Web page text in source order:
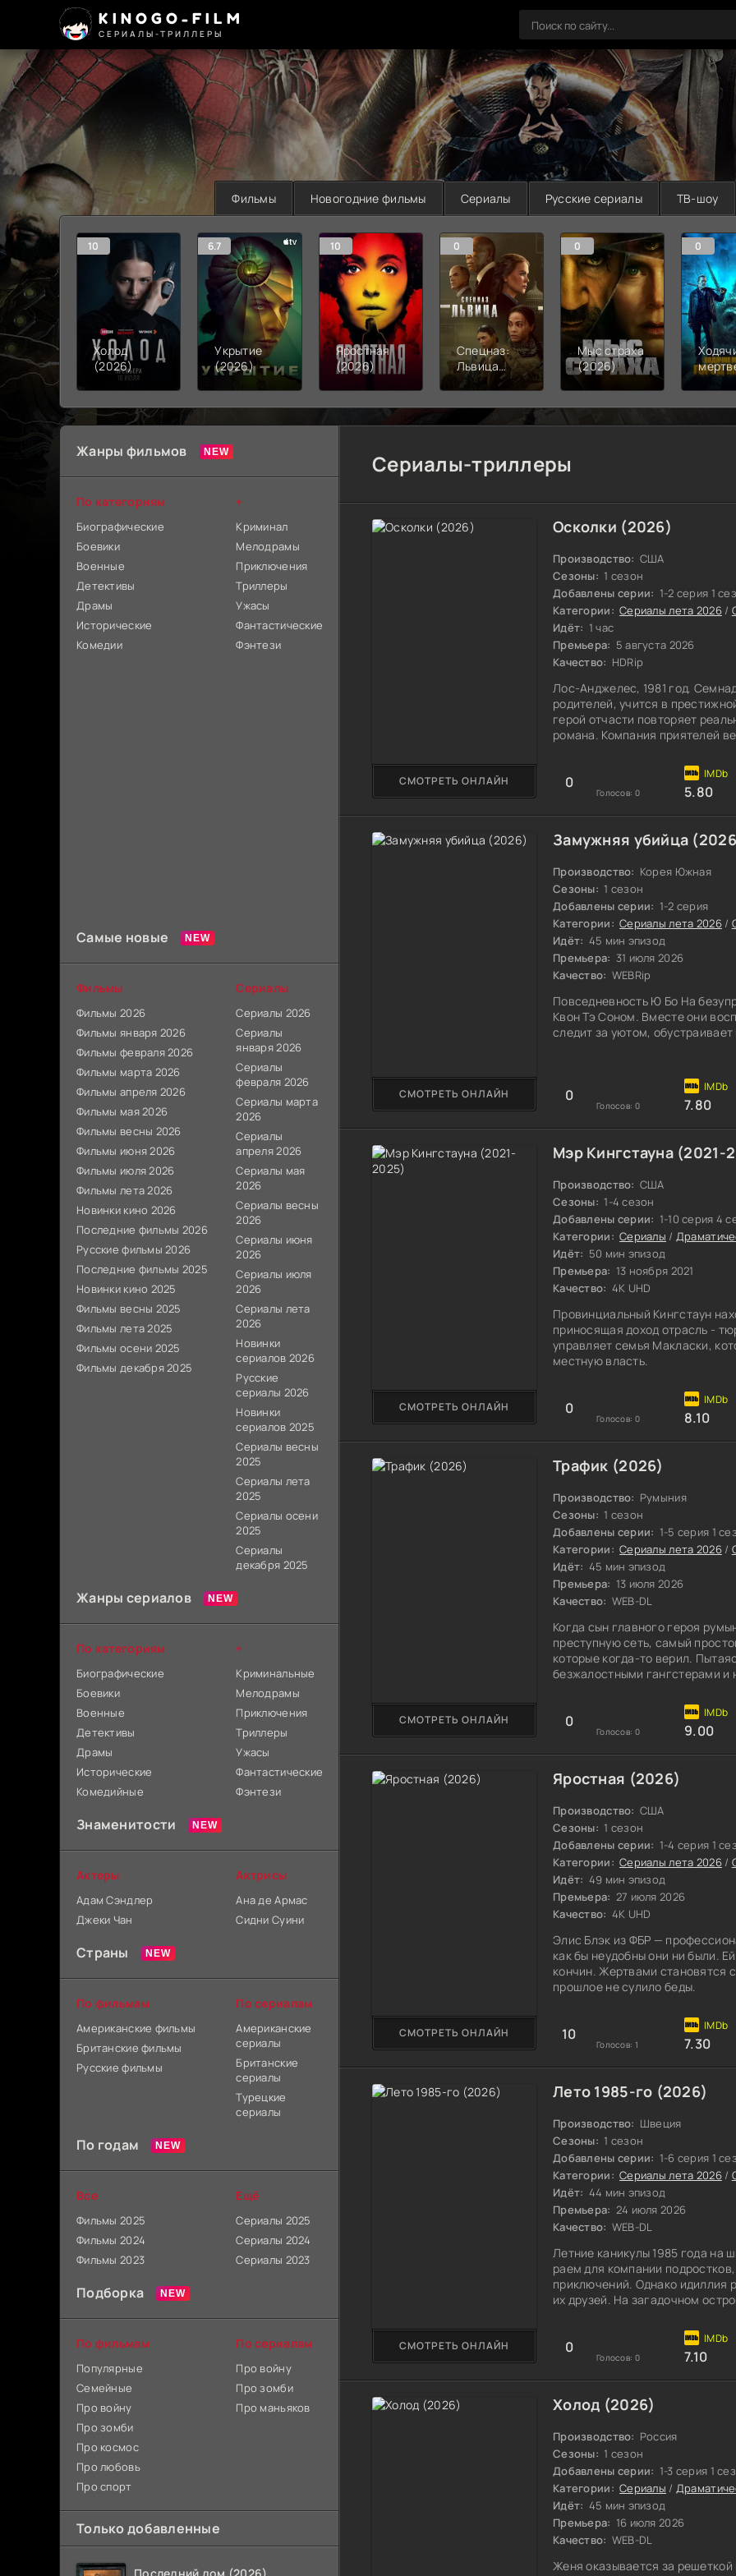
KINOGO-FILM
СЕРИАЛЫ-ТРИЛЛЕРЫ
Фильмы Новогодние фильмы Сериалы Русские сериалы ТВ-шоу
10
Холод
(2026)
6.7
Укрытие
(2026)
10
Яростная
(2026)
0
Спецназ:
Львица
(2026)
0
Мыс страха
(2026)
0
(2023-
2026)
Сериалы-триллеры
Осколки (2026)
Производство: США
Сезоны: 1 сезон
Добавлены серии: 1-2 серия 1
Категории: Сериалы лета 2026/
Идёт: 1 час
Премьера: 5 августа 2026
Качество: HDRip
Лос-Анджелес, 1981 год.
родителей, учится в
герой отчасти повторяет
романа. Компания приятелей
СМОТРЕТЬ ОНЛАЙН 0
Голосов: 0 5.80
Замужняя убийца
Производство: Корея Южная
Сезоны: 1 сезон
Добавлены серии: 1-2 серия
Категории: Сериалы лета 2026/
Идёт: 45 мин эпизод
Премьера: 31 июля 2026
Качество: WEBRip
Повседневность Ю Бо На
Квон Тэ Соном. Вместе они
следит за уютом,
СМОТРЕТЬ ОНЛАЙН 0
Голосов: 0 7.80
Мэр Кингстауна (2021-
Производство: США
Сезоны: 1-4 сезон
Добавлены серии: 1-10 серия 4
Категории: Сериалы /
Идёт: 50 мин эпизод
Премьера: 13 ноября 2021
Качество: 4K UHD
Провинциальный Кингстаун
приносящая доход отрасль -
управляет семья Макласки,
местную власть.
СМОТРЕТЬ ОНЛАЙН 0
Голосов: 0 8.10
Трафик (2026)
Производство: Румыния
Сезоны: 1 сезон
Добавлены серии: 1-5 серия 1
Категории: Сериалы лета 2026/
Идёт: 45 мин эпизод
Премьера: 13 июля 2026
Качество: WEB-DL
Когда сын главного героя
преступную сеть, самый
которые когда-то верил.
безжалостными гангстерами
СМОТРЕТЬ ОНЛАЙН 0
Голосов: 0 9.00
Яростная (2026)
Производство: США
Сезоны: 1 сезон
Добавлены серии: 1-4 серия 1
Категории: Сериалы лета 2026/
Идёт: 49 мин эпизод
Премьера: 27 июля 2026
Качество: 4K UHD
Элис Блэк из ФБР —
как бы неудобны они ни были.
кончин. Жертвами становятся
прошлое не сулило беды.
СМОТРЕТЬ ОНЛАЙН 10
Голосов: 1 7.30
Лето 1985-го (2026)
Производство: Швеция
Сезоны: 1 сезон
Добавлены серии: 1-6 серия 1
Категории: Сериалы лета 2026/
Идёт: 44 мин эпизод
Премьера: 24 июля 2026
Качество: WEB-DL
Летние каникулы 1985 года на
раем для компании
приключений. Однако идиллия
их друзей. На загадочном
ног на голову. То, что
смертельно опасной игрой, в
СМОТРЕТЬ ОНЛАЙН 0
Голосов: 0 7.10
Холод (2026)
Производство: Россия
Сезоны: 1 сезон
Добавлены серии: 1-3 серия 1
Категории: Сериалы /
Идёт: 45 мин эпизод
Премьера: 16 июля 2026
Качество: WEB-DL
Женя оказывается за
Жанры фильмов
По категориям
Биографические
Боевики
Военные
Детективы
Драмы
Исторические
Комедии
+
Криминал
Мелодрамы
Приключения
Триллеры
Ужасы
Фантастические
Фэнтези
Самые новые
Фильмы
Фильмы 2026
Фильмы января 2026
Фильмы февраля 2026
Фильмы марта 2026
Фильмы апреля 2026
Фильмы мая 2026
Фильмы весны 2026
Фильмы июня 2026
Фильмы июля 2026
Фильмы лета 2026
Новинки кино 2026
Последние фильмы 2026
Русские фильмы 2026
Последние фильмы 2025
Новинки кино 2025
Фильмы весны 2025
Фильмы лета 2025
Фильмы осени 2025
Фильмы декабря 2025
Сериалы
Сериалы 2026
Сериалы
января 2026
Сериалы
февраля 2026
Сериалы марта
2026
Сериалы
апреля 2026
Сериалы мая
2026
Сериалы весны
2026
Сериалы июня
2026
Сериалы июля
2026
Сериалы лета
2026
Новинки
сериалов 2026
Русские
сериалы 2026
Новинки
сериалов 2025
Сериалы весны
2025
Сериалы лета
2025
Сериалы осени
2025
Сериалы
декабря 2025
Жанры сериалов
По категориям
Биографические
Боевики
Военные
Детективы
Драмы
Исторические
Комедийные
+
Криминальные
Мелодрамы
Приключения
Триллеры
Ужасы
Фантастические
Фэнтези
Знаменитости
Актеры
Адам Сэндлер
Джеки Чан
Актрисы
Ана де Армас
Сидни Суини
Страны
По фильмам
Американские фильмы
Британские фильмы
Русские фильмы
По сериалам
Американские
сериалы
Британские
сериалы
Турецкие
сериалы
По годам
Все
Фильмы 2025
Фильмы 2024
Фильмы 2023
Ещё
Сериалы 2025
Сериалы 2024
Сериалы 2023
Подборка
По фильмам
Популярные
Семейные
Про войну
Про зомби
Про космос
Про любовь
Про спорт
По сериалам
Про войну
Про зомби
Про маньяков
Только добавленные